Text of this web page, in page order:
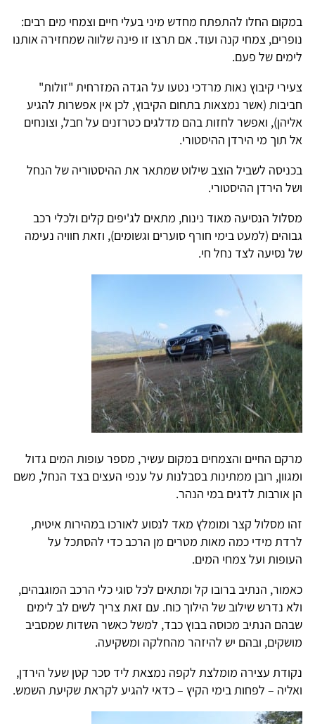
במקום החלו להתפתח מחדש מיני בעלי חיים וצמחי מים רבים:
נופרים, צמחי קנה ועוד. אם תרצו זו פינה שלווה שמחזירה אותנו
לימים של פעם.
צעירי קיבוץ נאות מרדכי נטעו על הגדה המזרחית "זולות"
חביבות (אשר נמצאות בתחום הקיבוץ, לכן אין אפשרות להגיע
אליהן), ואפשר לחזות בהם מדלגים כטרזנים על חבל, וצונחים
אל תוך מי הירדן ההיסטורי.
בכניסה לשביל הוצב שילוט שמתאר את ההיסטוריה של הנחל
ושל הירדן ההיסטורי.
מסלול הנסיעה מאוד נינוח, מתאים לג'יפים קלים ולכלי רכב
גבוהים (למעט בימי חורף סוערים וגשומים), וזאת חוויה נעימה
של נסיעה לצד נחל חי.
מרקם החיים והצמחים במקום עשיר, מספר עופות המים גדול
ומגוון, רובן ממתינות בסבלנות על ענפי העצים בצד הנחל, משם
הן אורבות לדגים במי הנהר.
זהו מסלול קצר ומומלץ מאד לנסוע לאורכו במהירות איטית,
לרדת מידי כמה מאות מטרים מן הרכב כדי להסתכל על
העופות ועל צמחי המים.
כאמור, הנתיב ברובו קל ומתאים לכל סוגי כלי הרכב המוגבהים,
ולא נדרש שילוב של הילוך כוח. עם זאת צריך לשים לב לימים
שבהם הנתיב מכוסה בבוץ כבד, למשל כאשר השדות שמסביב
מושקים, ובהם יש להיזהר מהחלקה ומשקיעה.
נקודת עצירה מומלצת לקפה נמצאת ליד סכר קטן שעל הירדן,
ואליה – לפחות בימי הקיץ – כדאי להגיע לקראת שקיעת השמש.